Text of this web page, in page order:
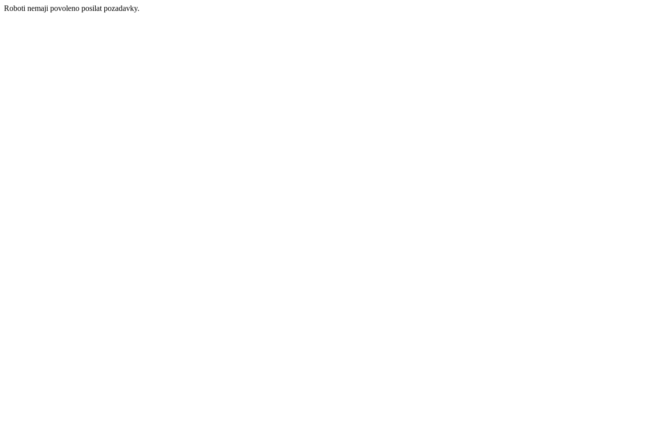
Roboti nemaji povoleno posilat pozadavky.